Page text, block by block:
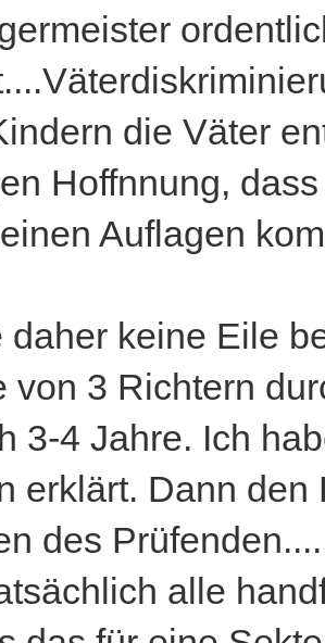
die Väter
Hoffnnung,
Auflagen
daher keine Eile
von 3 Richtern
3-4 Jahre. Ich
erklärt. Dann
des
alle